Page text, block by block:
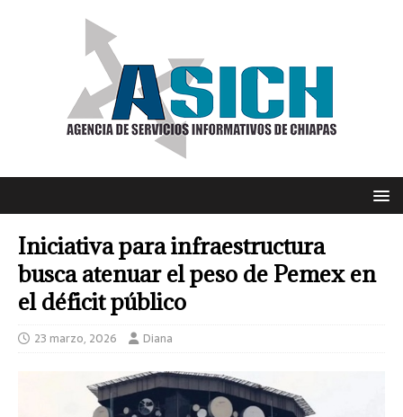
Iniciativa para infraestructura
busca atenuar el peso de Pemex en
el déficit público
23 marzo, 2026 Diana